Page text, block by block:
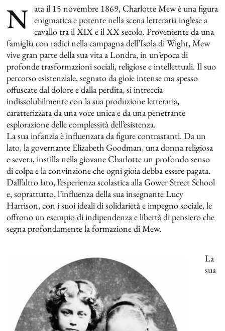
N ata il 15 novembre 1869, Charlotte Mew è una figura
enigmatica e potente nella scena letteraria inglese a
cavallo tra il XIX e il XX secolo. Proveniente da una
famiglia con radici nella campagna dell’Isola di Wight, Mew
vive gran parte della sua vita a Londra, in un’epoca di
profonde trasformazioni sociali, religiose e intellettuali. Il suo
percorso esistenziale, segnato da gioie intense ma spesso
offuscate dal dolore e dalla perdita, si intreccia
indissolubilmente con la sua produzione letteraria,
caratterizzata da una voce unica e da una penetrante
esplorazione delle complessità dell’esistenza.
La sua infanzia è influenzata da figure contrastanti. Da un
lato, la governante Elizabeth Goodman, una donna religiosa
e severa, instilla nella giovane Charlotte un profondo senso
di colpa e la convinzione che ogni gioia debba essere pagata.
Dall’altro lato, l’esperienza scolastica alla Gower Street School
e, soprattutto, l’influenza della sua insegnante Lucy
Harrison, con i suoi ideali di solidarietà e impegno sociale, le
offrono un esempio di indipendenza e libertà di pensiero che
segna profondamente la formazione di Mew.
La
sua